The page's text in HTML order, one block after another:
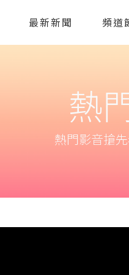
最新新聞 頻道
熱
熱門影音搶